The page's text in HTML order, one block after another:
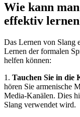
Wie kann
effektiv
Das Lernen von Slang
Lernen der formalen
helfen können:
1. Tauchen Sie in die
hören Sie armenische
Media-Kanälen. Dies
Slang verwendet wird.